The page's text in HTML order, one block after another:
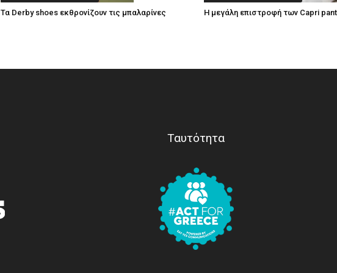
Τα Derby shoes εκθρονίζουν τις μπαλαρίνες Η μεγάλη επιστροφή των Capri
Ταυτότητα